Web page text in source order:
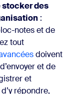
stocker des
:
notes et de
tout
doivent
et de
et
répondre,